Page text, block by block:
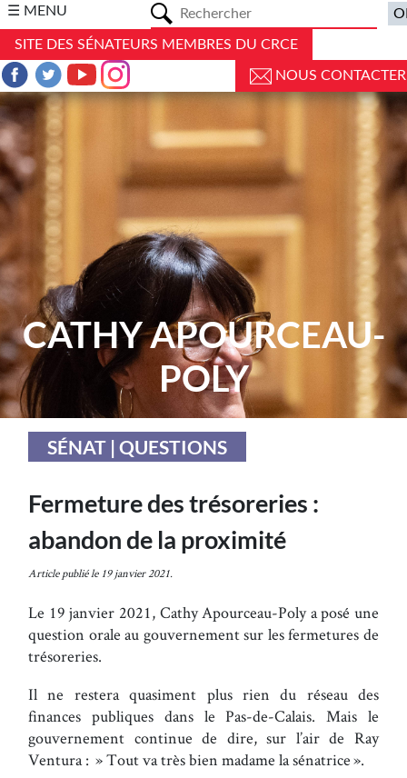
☰ MENU
SITE DES SÉNATEURS MEMBRES DU CRCE
NOUS CONTACTER
CATHY APOURCEAU-
POLY
SÉNAT | QUESTIONS
Fermeture des trésoreries :
abandon de la proximité
Article publié le 19 janvier 2021.
Le 19 janvier 2021, Cathy Apourceau-Poly a posé une
question orale au gouvernement sur les fermetures de
trésoreries.
Il ne restera quasiment plus rien du réseau des
finances publiques dans le Pas-de-Calais. Mais le
gouvernement continue de dire, sur l’air de Ray
Ventura : » Tout va très bien madame la sénatrice ».